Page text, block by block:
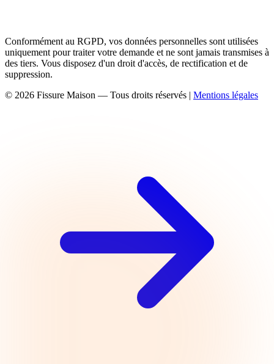
Conformément au RGPD, vos données personnelles sont utilisées
uniquement pour traiter votre demande et ne sont jamais transmises à
des tiers. Vous disposez d'un droit d'accès, de rectification et de
suppression.
© 2026 Fissure Maison — Tous droits réservés | Mentions légales